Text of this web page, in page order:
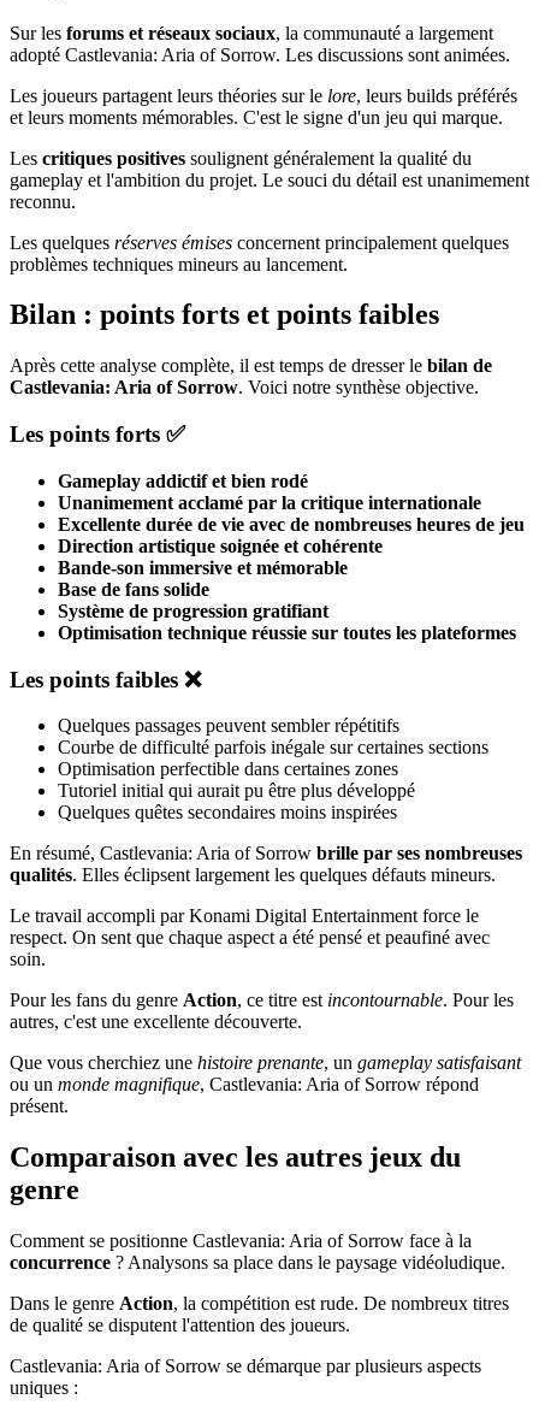
Sur les forums et réseaux sociaux, la communauté a largement
adopté Castlevania: Aria of Sorrow. Les discussions sont animées.
Les joueurs partagent leurs théories sur le lore, leurs builds préférés
et leurs moments mémorables. C'est le signe d'un jeu qui marque.
Les critiques positives soulignent généralement la qualité du
gameplay et l'ambition du projet. Le souci du détail est unanimement
reconnu.
Les quelques réserves émises concernent principalement quelques
problèmes techniques mineurs au lancement.
Bilan : points forts et points faibles
Après cette analyse complète, il est temps de dresser le bilan de
Castlevania: Aria of Sorrow. Voici notre synthèse objective.
Les points forts ✅
Gameplay addictif et bien rodé
Unanimement acclamé par la critique internationale
Excellente durée de vie avec de nombreuses heures de jeu
Direction artistique soignée et cohérente
Bande-son immersive et mémorable
Base de fans solide
Système de progression gratifiant
Optimisation technique réussie sur toutes les plateformes
Les points faibles ❌
Quelques passages peuvent sembler répétitifs
Courbe de difficulté parfois inégale sur certaines sections
Optimisation perfectible dans certaines zones
Tutoriel initial qui aurait pu être plus développé
Quelques quêtes secondaires moins inspirées
En résumé, Castlevania: Aria of Sorrow brille par ses nombreuses
qualités. Elles éclipsent largement les quelques défauts mineurs.
Le travail accompli par Konami Digital Entertainment force le
respect. On sent que chaque aspect a été pensé et peaufiné avec
soin.
Pour les fans du genre Action, ce titre est incontournable. Pour les
autres, c'est une excellente découverte.
Que vous cherchiez une histoire prenante, un gameplay satisfaisant
ou un monde magnifique, Castlevania: Aria of Sorrow répond
présent.
Comparaison avec les autres jeux du
genre
Comment se positionne Castlevania: Aria of Sorrow face à la
concurrence ? Analysons sa place dans le paysage vidéoludique.
Dans le genre Action, la compétition est rude. De nombreux titres
de qualité se disputent l'attention des joueurs.
Castlevania: Aria of Sorrow se démarque par plusieurs aspects
uniques :